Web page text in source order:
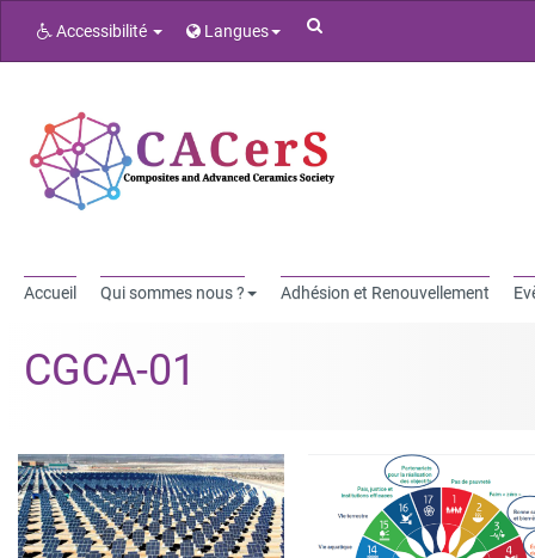
Accessibilité Langues
Accueil Qui sommes nous ? Adhésion et Renouvellement
CGCA-01